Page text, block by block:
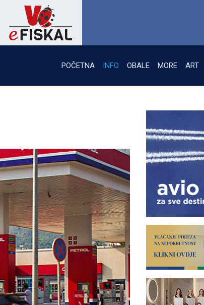
POČETNA INFO OBALE MORE ART